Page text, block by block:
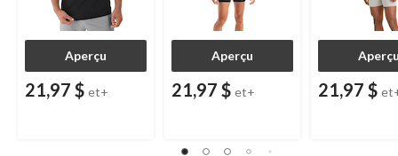
Aperçu
21,97 $ et+
Aperçu
21,97 $ et+ 21,97 $